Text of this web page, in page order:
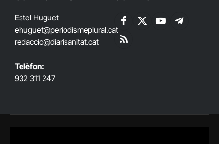
Estel Huguet
ehuguet@periodismeplural.cat
redaccio@diarisanitat.cat
Telèfon:
932 311 247
Facebook
X
YouTubeTelegram
RSS